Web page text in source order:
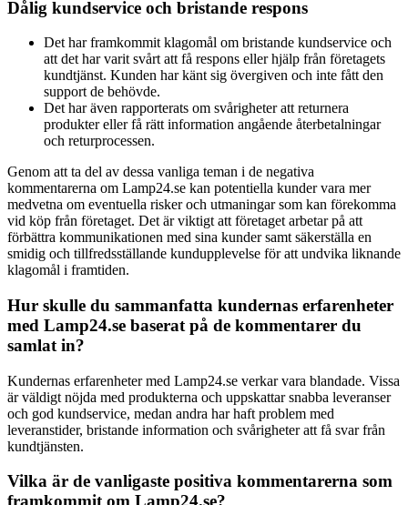
Dålig kundservice och bristande respons
Det har framkommit klagomål om bristande kundservice och
att det har varit svårt att få respons eller hjälp från företagets
kundtjänst. Kunden har känt sig övergiven och inte fått den
support de behövde.
Det har även rapporterats om svårigheter att returnera
produkter eller få rätt information angående återbetalningar
och returprocessen.
Genom att ta del av dessa vanliga teman i de negativa
kommentarerna om Lamp24.se kan potentiella kunder vara mer
medvetna om eventuella risker och utmaningar som kan förekomma
vid köp från företaget. Det är viktigt att företaget arbetar på att
förbättra kommunikationen med sina kunder samt säkerställa en
smidig och tillfredsställande kundupplevelse för att undvika liknande
klagomål i framtiden.
Hur skulle du sammanfatta kundernas erfarenheter
med Lamp24.se baserat på de kommentarer du
samlat in?
Kundernas erfarenheter med Lamp24.se verkar vara blandade. Vissa
är väldigt nöjda med produkterna och uppskattar snabba leveranser
och god kundservice, medan andra har haft problem med
leveranstider, bristande information och svårigheter att få svar från
kundtjänsten.
Vilka är de vanligaste positiva kommentarerna som